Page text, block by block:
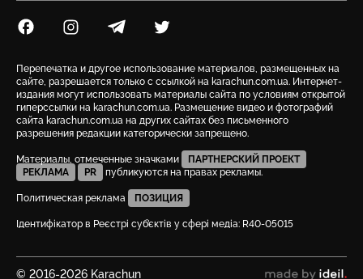
Посилання на Facebook
Посилання на Instagram
Посилання на Telegram
Посилання на Twitter
Перепечатка и другое использование материалов, размещенных на
сайте, разрешается только с ссылкой на karachun.com.ua. Интернет-
издания могут использовать материалы сайта по условиям открытой
гиперссылки на karachun.com.ua. Размещение видео и фотографий
сайта karachun.com.ua на других сайтах без письменного
разрешения редакции категорически запрещено.
Материалы, отмеченные значками
ПАРТНЕРСКИЙ ПРОЕКТ
РЕКЛАМА
PR публикуются на правах рекламы.
Политическая реклама ПОЗИЦИЯ
Ідентифікатор в Реєстрі суб’єктів у сфері медіа: R40-05015
© 2016-2026 Karachun сделано в ideil.